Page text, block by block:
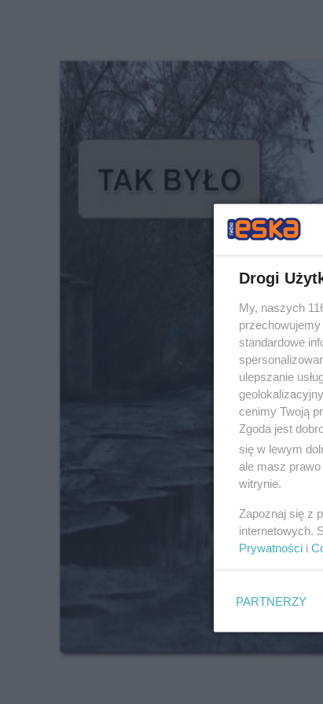
Drogi
My, naszych
standardowe
ulepszanie
cenimy Twoją
Zgoda jest
się w lewym
ale masz
witrynie.
Zapoznaj się z
internetowych.
Prywatności i
PARTNERZY